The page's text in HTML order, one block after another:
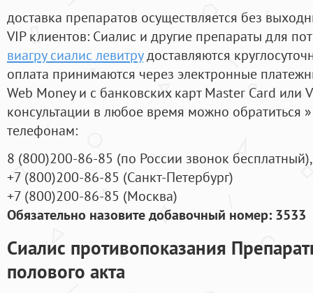
доставка препаратов осуществляется без
VIP клиентов: Сиалис и другие препараты для
виагру сиалис левитрудоставляются
оплата принимаются через электронные
Web Money и с банковских карт Master Card или
консультации в любое время можно обратиться
телефонам:
8 (800)200-86-85 (по России звонок бесплатный),
+7 (800)200-86-85 (Санкт-Петербург)
+7 (800)200-86-85 (Москва)
Обязательно назовите добавочный номер: 3533
Сиалис противопоказания
полового акта